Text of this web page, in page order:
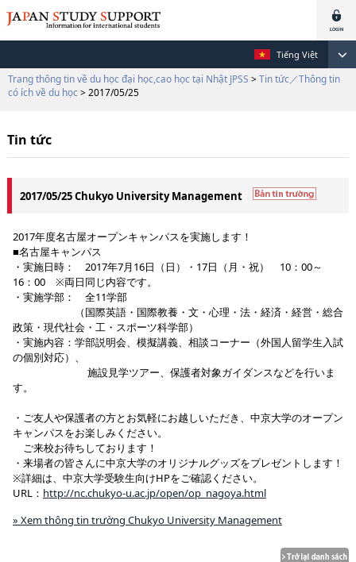
Tiếng Việt
Trang thông tin về du học đại học,cao học tại Nhật JPSS > Tin tức／Thông tin
có ích về du học > 2017/05/25
Tin tức
2017/05/25 Chukyo University Management
2017年度名古屋オープンキャンパスを実施します！
■名古屋キャンパス
・実施日時： 2017年7月16日（日）・17日（月・祝） 10：00～
16：00 ※両日同じ内容です。
・実施学部： 全11学部
（国際英語・国際教養・文・心理・法・経済・経営・総合
政策・現代社会・工・スポーツ科学部）
・実施内容：学部説明会、模擬講義、相談コーナー（外国人留学生入試
の個別対応）、
施設見学ツアー、保護者対象ガイダンスなどを行いま
す。
・ご友人や保護者の方とお気軽にお越しいただき、中京大学のオープン
キャンパスをお楽しみください。
ご来校お待ちしております！
・来場者の皆さんに中京大学のオリジナルグッズをプレゼントします！
※詳細は、中京大学受験生向けHPをご確認ください。
URL： http://nc.chukyo-u.ac.jp/open/op_nagoya.html
» Xem thông tin trường Chukyo University Management